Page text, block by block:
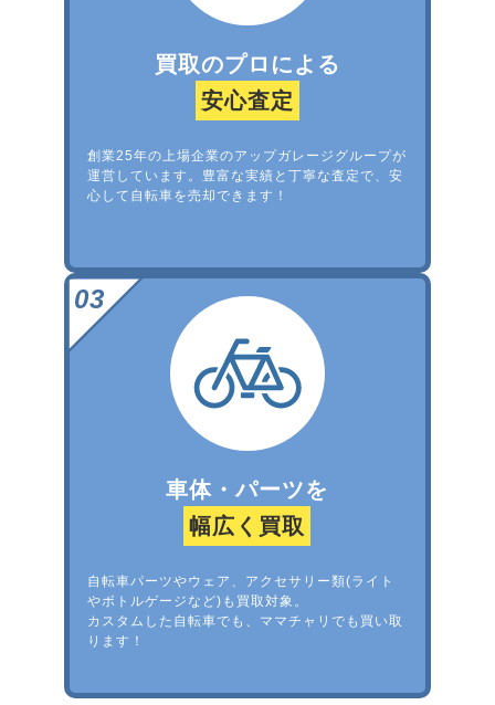
買取のプロによる
安心査定
創業25年の上場企業のアップガレージグループが
運営しています。豊富な実績と丁寧な査定で、安
心して自転車を売却できます！
車体・パーツを
幅広く買取
自転車パーツやウェア、アクセサリー類(ライト
やボトルゲージなど)も買取対象。
カスタムした自転車でも、ママチャリでも買い取
ります！